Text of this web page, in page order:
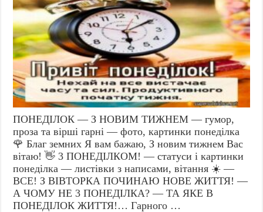
ПОНЕДІЛОК — З НОВИМ ТИЖНЕМ — гумор,
проза та вірші гарні — фото, картинки понеділка
🌹 Благ земних Я вам бажаю, З новим тижнем Вас
вітаю! 👋 3 ПОНЕДІЛКОМ! — статуси і картинки
понеділка — листівки з написами, вітання ☀️ —
BCE! З ВІВТОРКА ПОЧИНАЮ НОВЕ ЖИТТЯ! —
А ЧОМУ HE 3 ПОНЕДІЛКА? — ТА ЯКЕ В
ПОНЕДІЛОК ЖИТТЯ!… Гарного …